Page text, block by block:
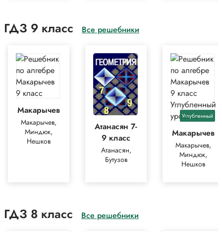
ГДЗ 9 класс Все решебники
Макарычев
Макарычев,
Миндюк,
Нешков
Атанасян 7-
9 класс
Атанасян,
Бутузов
Углубленный
Макарычев
Макарычев,
Миндюк,
Нешков
ГДЗ 8 класс Все решебники